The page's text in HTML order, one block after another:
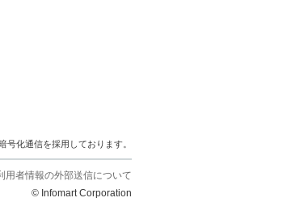
号化通信を採用しております。
用者情報の外部送信について
© Infomart Corporation